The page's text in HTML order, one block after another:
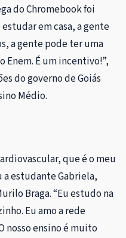
do Chromebook foi
em casa, a gente
a gente pode ter uma
Enem. É um incentivo!”,
do governo de Goiás
Médio.
que é o meu
a estudante Gabriela,
Braga. “Eu estudo na
Eu amo a rede
nosso ensino é muito